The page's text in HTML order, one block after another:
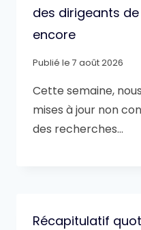
des dirigeants
encore
Publié le 7 août 2026
Cette semaine,
mises à jour non
des recherches…
Récapitulatif